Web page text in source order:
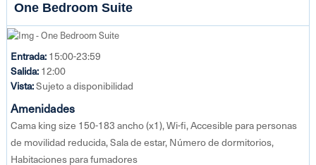
One Bedroom Suite
Entrada:15:00-23:59
Salida:12:00
Vista:Sujeto a disponibilidad
Amenidades
Cama king size 150-183 ancho (x1), Wi-fi, Accesible para personas
de movilidad reducida, Sala de estar, Número de dormitorios,
Habitaciones para fumadores